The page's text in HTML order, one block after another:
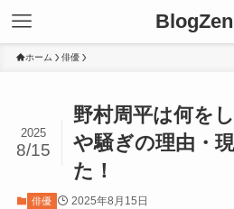
ホーム 俳優
野村周平は何を
や騒ぎの理由・
た！
2025
8/15
俳優 2025年8月15日